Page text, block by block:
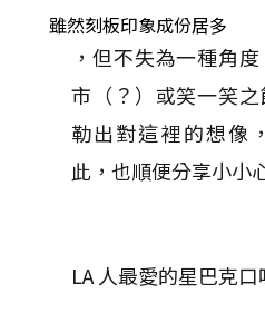
雖然刻板印象成份居多
，但不失為一種角
市（？）或笑一笑
勒出對這裡的想像
此，也順便分享小小
LA 人最愛的星巴克口